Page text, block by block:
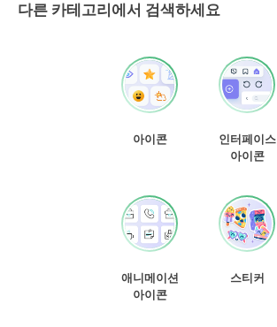
다른 카테고리에서 검색하세요
아이콘
인터페이스
아이콘
애니메이션
아이콘
스티커